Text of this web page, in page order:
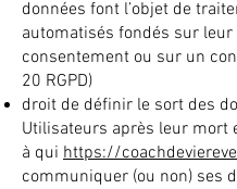
données font l’objet de
automatisés fondés sur leur
consentement ou sur un
20 RGPD)
droit de définir le sort des
Utilisateurs après leur mort
à qui https://
communiquer (ou non) ses